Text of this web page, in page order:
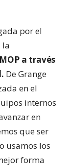
por el
la
a través
De Grange
en el
internos
en
que ser
usamos los
forma